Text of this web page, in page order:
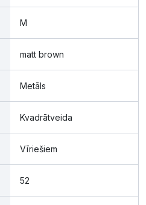
M
matt brown
Metāls
Kvadrātveida
Vīriešiem
52